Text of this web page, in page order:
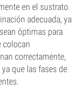
en el sustrato
adecuada, ya
óptimas para
colocan
correctamente,
que las fases de